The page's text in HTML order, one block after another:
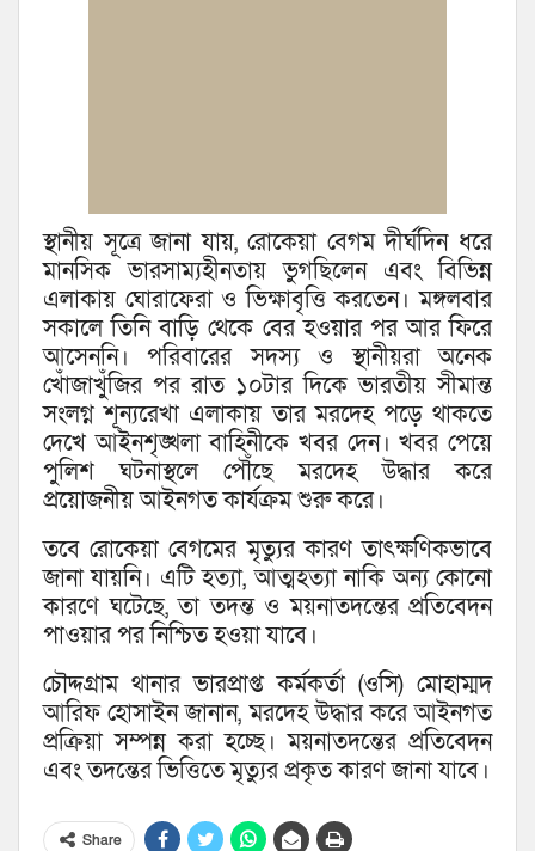
স্থানীয় সূত্রে জানা যায়, রোকেয়া বেগম দীর্ঘদিন ধরে
মানসিক ভারসাম্যহীনতায় ভুগছিলেন এবং বিভিন্ন
এলাকায় ঘোরাফেরা ও ভিক্ষাবৃত্তি করতেন। মঙ্গলবার
সকালে তিনি বাড়ি থেকে বের হওয়ার পর আর ফিরে
আসেননি। পরিবারের সদস্য ও স্থানীয়রা অনেক
খোঁজাখুঁজির পর রাত ১০টার দিকে ভারতীয় সীমান্ত
সংলগ্ন শূন্যরেখা এলাকায় তার মরদেহ পড়ে থাকতে
দেখে আইনশৃঙ্খলা বাহিনীকে খবর দেন। খবর পেয়ে
পুলিশ ঘটনাস্থলে পৌঁছে মরদেহ উদ্ধার করে
প্রয়োজনীয় আইনগত কার্যক্রম শুরু করে।
তবে রোকেয়া বেগমের মৃত্যুর কারণ তাৎক্ষণিকভাবে
জানা যায়নি। এটি হত্যা, আত্মহত্যা নাকি অন্য কোনো
কারণে ঘটেছে, তা তদন্ত ও ময়নাতদন্তের প্রতিবেদন
পাওয়ার পর নিশ্চিত হওয়া যাবে।
চৌদ্দগ্রাম থানার ভারপ্রাপ্ত কর্মকর্তা (ওসি) মোহাম্মদ
আরিফ হোসাইন জানান, মরদেহ উদ্ধার করে আইনগত
প্রক্রিয়া সম্পন্ন করা হচ্ছে। ময়নাতদন্তের প্রতিবেদন
এবং তদন্তের ভিত্তিতে মৃত্যুর প্রকৃত কারণ জানা যাবে।
Share